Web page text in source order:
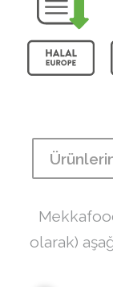
olarak)